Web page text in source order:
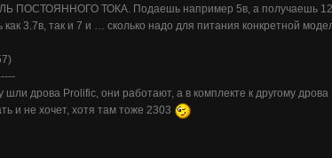
ПОСТОЯННОГО ТОКА. Подаешь например 5в, а получаешь 12
как 3.7в, так и 7 и … сколько надо для питания конкретной
шли дрова Prolific, они работают, а в комплекте к другому
и не хочет, хотя там тоже 2303